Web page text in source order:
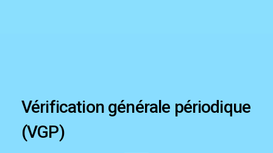
Vérification générale périodique
(VGP)